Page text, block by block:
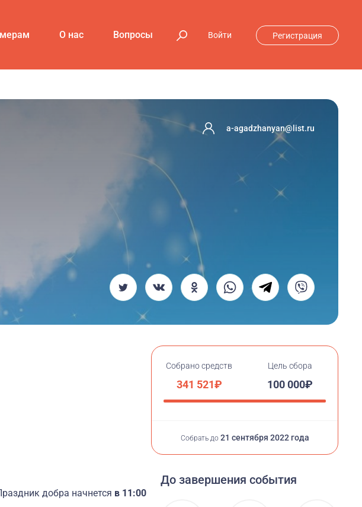
О нас Вопросы Войти Регистрация
a-agadzhanyan@list.ru
добра начнется в 11:00
Собрано средств
341 521₽
Цель сбора
100 000₽
Собрать до 21 сентября 2022 года
До завершения события